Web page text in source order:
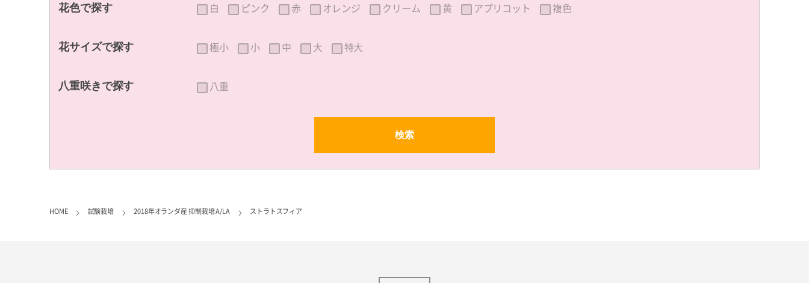
花色で探す 白 ピンク 赤 オレンジ クリーム 黄 アプリコット 複色
花サイズで探す 極小 小 中 大 特大
八重咲きで探す 八重
HOME 試験栽培 2018年オランダ産 抑制栽培 A/LA ストラトスフィア